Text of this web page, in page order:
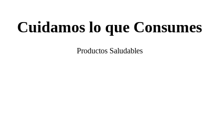
Cuidamos lo que Consumes
Productos Saludables